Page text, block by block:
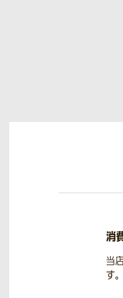
消
当
す。